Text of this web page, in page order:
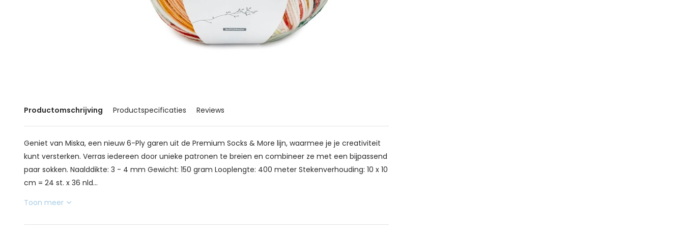
Productomschrijving Productspecificaties Reviews
Geniet van Miska, een nieuw 6-Ply garen uit de Premium Socks & More lijn, waarmee je je creativiteit
kunt versterken. Verras iedereen door unieke patronen te breien en combineer ze met een bijpassend
paar sokken. Naalddikte: 3 - 4 mm Gewicht: 150 gram Looplengte: 400 meter Stekenverhouding: 10 x 10
cm = 24 st. x 36 nld...
Toon meer